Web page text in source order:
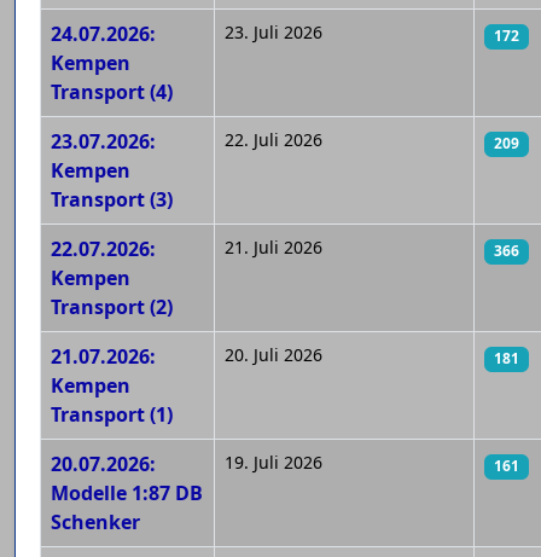
24.07.2026:
Kempen
Transport (4)
23. Juli 2026 172
23.07.2026:
Kempen
Transport (3)
22. Juli 2026 209
22.07.2026:
Kempen
Transport (2)
21. Juli 2026 366
21.07.2026:
Kempen
Transport (1)
20. Juli 2026 181
20.07.2026:
Modelle 1:87 DB
Schenker
19. Juli 2026 161